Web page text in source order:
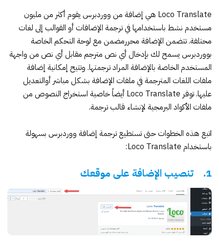
Loco Translate هي إضافة من ووردبرس يقوم أكثر من مليون
مستخدم نشط باستخدامها في ترجمة الإضافات أو القوالب إلى لغات
محتلفة. تتضمن الإضافة محررمضمن مع لوحة التحكم الخاصة
بووردبرس يسمح لك بإدخال أي نص مترجم مقابل أي نص من واجهة
المستخدم الخاصة بالإضافة المراد ترجمتها. وتتيح إمكانية إضافة
ملفات اللغات المترجمة في ملفات الإضافة بشكل مباشر أوالتعديل
عليها. توفر Loco Translate أيضاً خاصية استخراج النصوص من
ملفات الأكواد البرمجية لإنشاء قالب ترجمة.
اتبع هذه الخطوات حتى تستطيع ترجمة إضافة ووردبرس بسهولة
باستخدام Loco Translate:
1. تنصيب الإضافة على موقعك